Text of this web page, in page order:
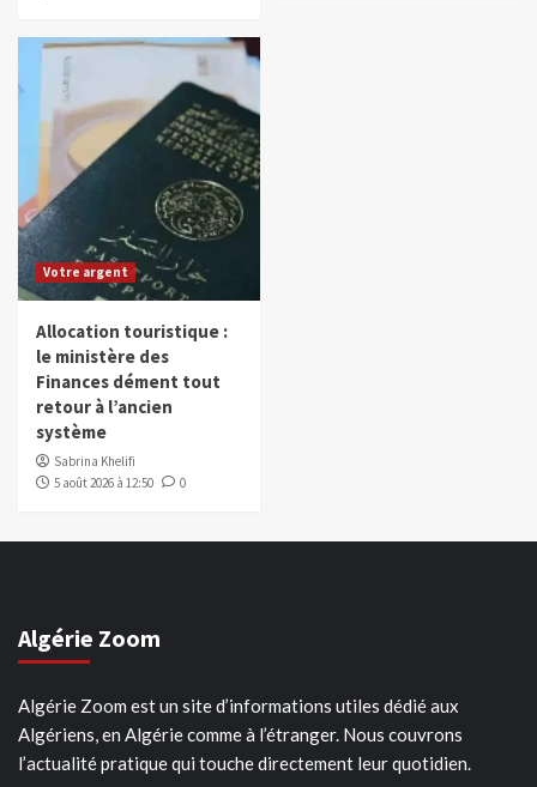
Votre argent
Allocation touristique :
le ministère des
Finances dément tout
retour à l’ancien
système
Sabrina Khelifi
5 août 2026 à 12:50
0
Algérie Zoom
Algérie Zoom est un site d’informations utiles dédié aux
Algériens, en Algérie comme à l’étranger. Nous couvrons
l’actualité pratique qui touche directement leur quotidien.